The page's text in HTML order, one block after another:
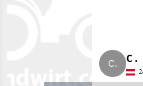
C .